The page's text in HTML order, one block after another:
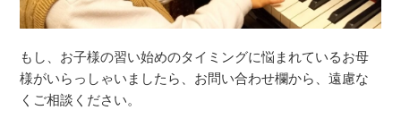
もし、お子様の習い始めのタイミングに悩まれているお母
様がいらっしゃいましたら、お問い合わせ欄から、遠慮な
くご相談ください。